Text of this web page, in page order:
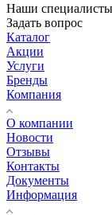
Наши
Задать вопрос
Каталог
Акции
Услуги
Бренды
Компания
О компании
Новости
Отзывы
Контакты
Документы
Информация